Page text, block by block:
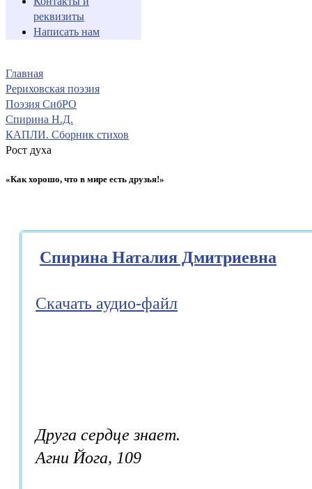
реквизиты
Написать нам
Главная
Рериховская поэзия
Поэзия СибРО
Спирина Н.Д.
КАПЛИ. Сборник стихов
Рост духа
«Как хорошо, что в мире есть друзья!»
Спирина Наталия Дмитриевна
Скачать аудио-файл
Друга сердце знает.
Агни Йога, 109